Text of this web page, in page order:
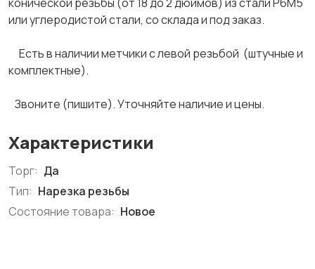
или углеродистой стали, со склада и под заказ.
Есть в наличии метчики с левой резьбой (штучные и
комплектные).
Звоните (пишите). Уточняйте наличие и цены.
Характеристики
Торг: Да
Тип: Нарезка резьбы
Состояние товара: Новое